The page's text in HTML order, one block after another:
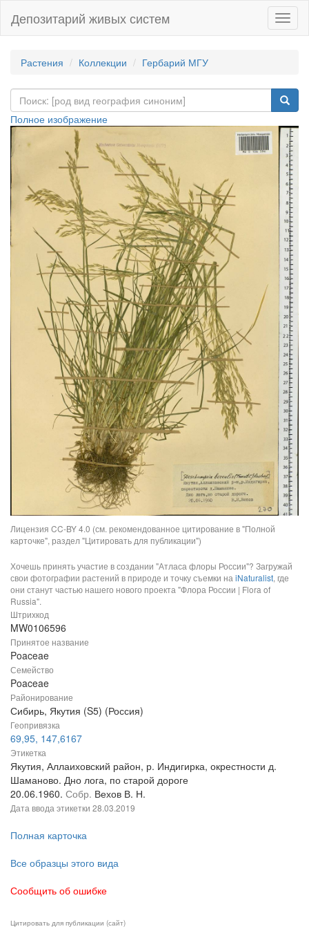
Депозитарий живых систем
Растения Коллекции Гербарий МГУ
Полное изображение
Лицензия CC-BY 4.0 (см. рекомендованное цитирование в "Полной
карточке", раздел "Цитировать для публикации")
Хочешь принять участие в создании "Атласа флоры России"? Загружай
свои фотографии растений в природе и точку съемки на iNaturalist, где
они станут частью нашего нового проекта "Флора России | Flora of
Russia".
Штрихкод
MW0106596
Принятое название
Poaceae
Семейство
Poaceae
Районирование
Сибирь, Якутия (S5) (Россия)
Геопривязка
69,95, 147,6167
Этикетка
Якутия, Аллаиховский район, р. Индигирка, окрестности д.
Шаманово. Дно лога, по старой дороге
20.06.1960. Собр. Вехов В. Н.
Дата ввода этикетки 28.03.2019
Полная карточка
Все образцы этого вида
Сообщить об ошибке
Цитировать для публикации (сайт)